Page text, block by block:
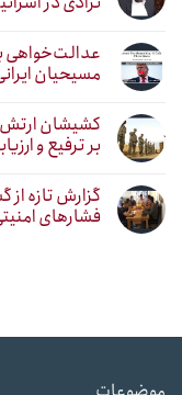
عدالت‌خواهی
مسیحیان
کشیشان ارتش
بر ترفیع و
گزارش تازه
فشارهای